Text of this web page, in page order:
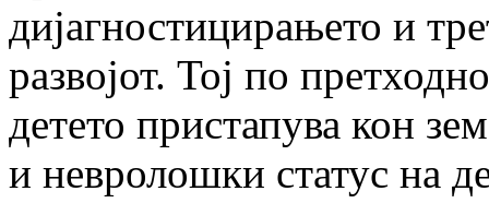
дијагностицирањето и
развојот. Тој по
детето пристапува кон
и невролошки статус на